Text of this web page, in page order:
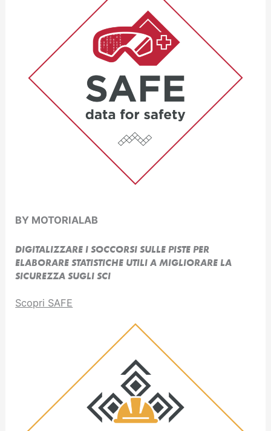
BY MOTORIALAB
DIGITALIZZARE I SOCCORSI SULLE PISTE PER
ELABORARE STATISTICHE UTILI A MIGLIORARE LA
SICUREZZA SUGLI SCI
Scopri SAFE